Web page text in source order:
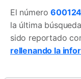
El número
la última
sido reportado
rellenando la